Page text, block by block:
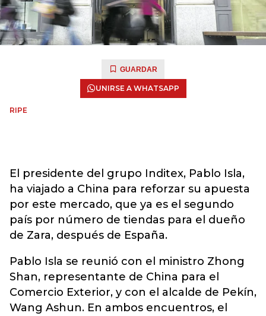
GUARDAR
UNIRSE A WHATSAPP
RIPE
El presidente del grupo Inditex, Pablo Isla,
ha viajado a China para reforzar su apuesta
por este mercado, que ya es el segundo
país por número de tiendas para el dueño
de Zara, después de España.
Pablo Isla se reunió con el ministro Zhong
Shan, representante de China para el
Comercio Exterior, y con el alcalde de Pekín,
Wang Ashun. En ambos encuentros, el